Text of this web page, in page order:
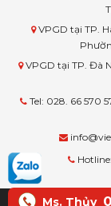
VPGD tại TP.
VPGD tại TP. Đà
Tel: 028. 66 570
Hotline:
Ms. Thủy